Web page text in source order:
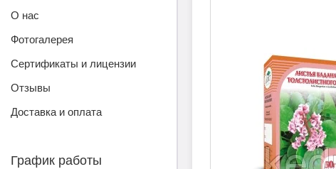
О нас
Фотогалерея
Сертификаты и лицензии
Отзывы
Доставка и оплата
График работы